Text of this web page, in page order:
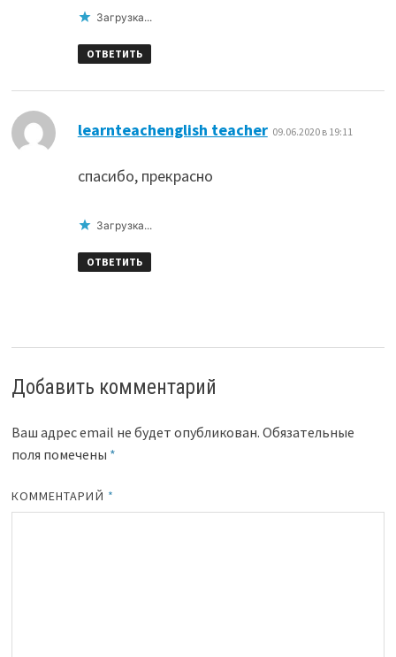
Загрузка...
ОТВЕТИТЬ
learnteachenglish teacher: 09.06.2020 в 19:11
спасибо, прекрасно
Загрузка...
ОТВЕТИТЬ
Добавить комментарий
Ваш адрес email не будет опубликован. Обязательные
поля помечены *
КОММЕНТАРИЙ *